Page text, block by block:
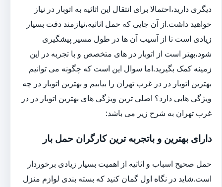
دیگری دارید،احتمالا برای انتقال این اثاثیه به اتوبار در نیاز
خواهید داشت.از آن جایی که حمل اثاثیه،نیازمند دقت بسیار
زیادی است تا از آسیب آن ها در طول مسیر پیشگیری
شود،بهتر است از اتوبار در های متخصص و با تجربه در این
زمینه کمک بگیرید.اما سوال این است که چگونه می توانیم
بهترین اتوبار در در غرب تهران را بیابیم و بهترین اتوبار در چه
ویژگی هایی دارد؟ اصلی ترین ویژگی های بهترین اتوبار در در
غرب تهران به شرح زیر می باشد:
دارای بهترین و باتجربه ترین کارگران حمل بار
حمل صحیح اسباب و اثاثیه از اهمیت بسیار زیادی برخوردار
است.شاید در نگاه اول گمان کنید که بسته بندی لوازم منزل